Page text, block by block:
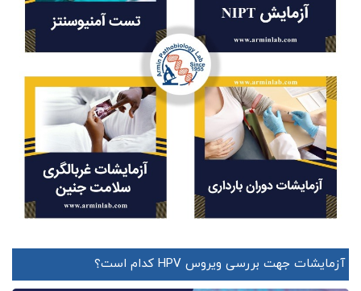
آزمایشات جهت بررسی ویروس HPV کدام است؟